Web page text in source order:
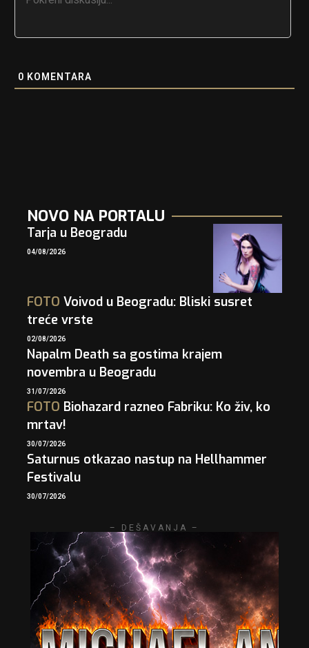
0 KOMENTARA
NOVO NA PORTALU
Tarja u Beogradu
04/08/2026
FOTO Voivod u Beogradu: Bliski susret
treće vrste
02/08/2026
Napalm Death sa gostima krajem
novembra u Beogradu
31/07/2026
FOTO Biohazard razneo Fabriku: Ko živ, ko
mrtav!
30/07/2026
Saturnus otkazao nastup na Hellhammer
Festivalu
30/07/2026
– DEŠAVANJA –